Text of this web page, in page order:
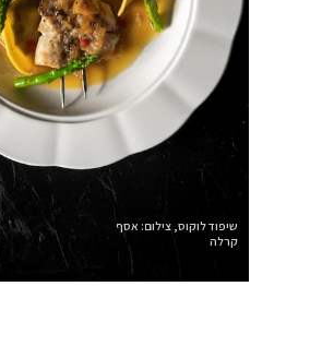
שיפוד לוקוס, צילום: אסף
קרלה